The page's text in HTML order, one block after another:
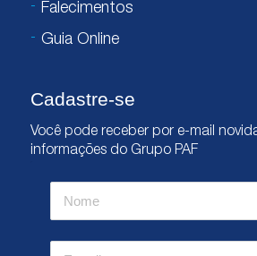
Falecimentos
Guia Online
Cadastre-se
Você pode receber por e-mail
informações do Grupo PAF